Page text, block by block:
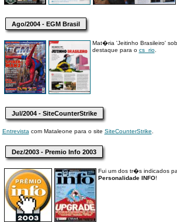
Ago/2004 - EGM Brasil
Mat�ria 'Jeitinho Brasileiro'
destaque para o cs_rio.
Jul/2004 - SiteCounterStrike
Entrevista com Mataleone para o site SiteCounterStrike
Dez/2003 - Premio Info 2003
Fui um dos tr�s indicados
Personalidade INFO!